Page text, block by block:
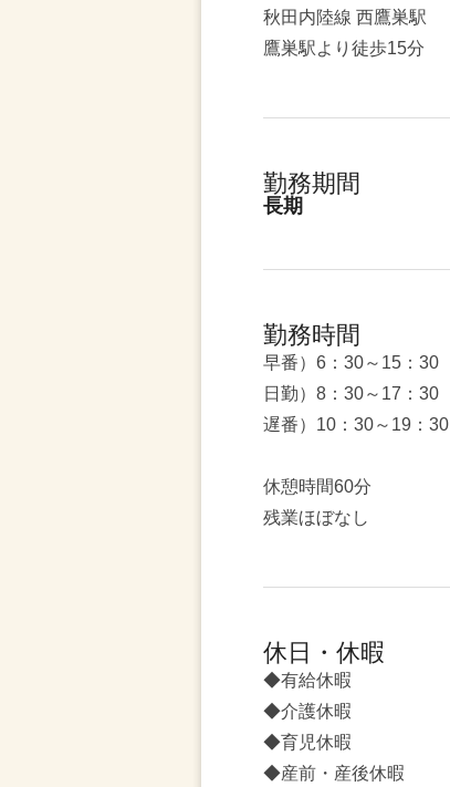
秋田内陸線 西鷹巣駅
鷹巣駅より徒歩15分
勤務期間
長期
勤務時間
早番）6：30～15：30
日勤）8：30～17：30
遅番）10：30～19：30
休憩時間60分
残業ほぼなし
休日・休暇
◆有給休暇
◆介護休暇
◆育児休暇
◆産前・産後休暇